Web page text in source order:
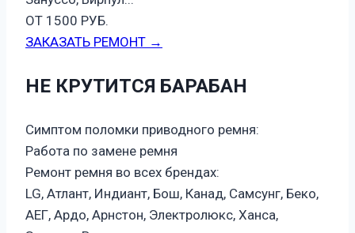
ОТ 1500 РУБ.
ЗАКАЗАТЬ РЕМОНТ →
НЕ КРУТИТСЯ БАРАБАН
Симптом поломки приводного ремня:
Работа по замене ремня
Ремонт ремня во всех брендах:
LG, Атлант, Индиант, Бош, Канад, Самсунг, Беко,
АЕГ, Ардо, Арнстон, Электролюкс, Ханса,